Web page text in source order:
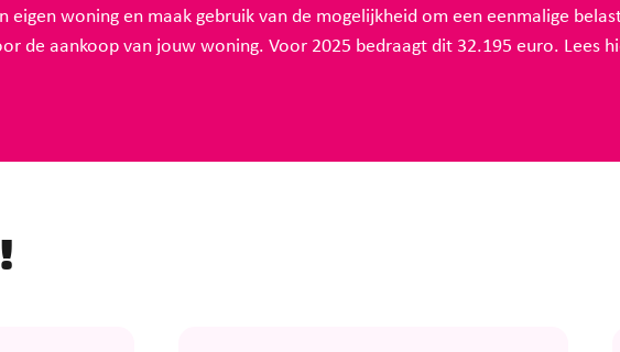
eigen woning en maak gebruik van de mogelijkheid om een eenmalige
de aankoop van jouw woning. Voor 2025 bedraagt dit 32.195 euro. Lees